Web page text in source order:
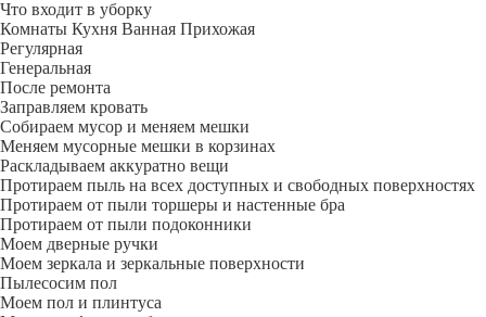
Что входит в уборку
Регу­лярная
Гене­ральная
После ремонта
Заправляем кровать
Собираем мусор и меняем мешки
Меняем мусорные мешки в корзинах
Раскладываем аккуратно вещи
Протираем пыль на всех доступных и свободных поверхностях
Протираем от пыли торшеры и настенные бра
Протираем от пыли подоконники
Моем дверные ручки
Моем зеркала и зеркальные поверхности
Пылесосим пол
Моем пол и плинтуса